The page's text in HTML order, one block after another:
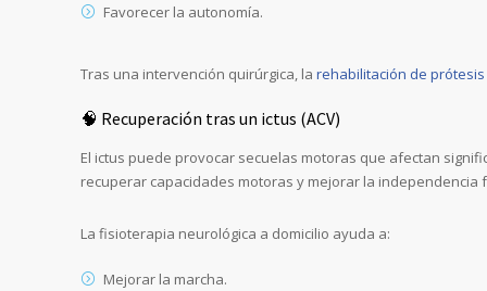
Favorecer la autonomía.
Tras una intervención quirúrgica, la rehabilitación de
🧠 Recuperación tras un ictus (ACV)
El ictus puede provocar secuelas motoras que afectan
recuperar capacidades motoras y mejorar la independencia
La fisioterapia neurológica a domicilio ayuda a:
Mejorar la marcha.